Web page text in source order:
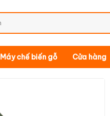
Máy chế biến gỗ Cửa hàng